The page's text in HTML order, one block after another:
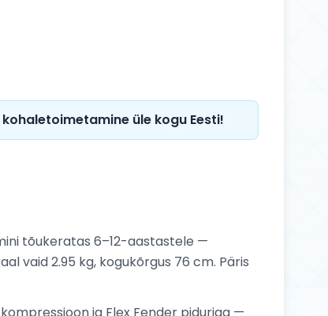
üle kogu Eesti!
tõukeratas 6–12-aastastele —
vaid 2.95 kg, kogukõrgus 76 cm. Päris